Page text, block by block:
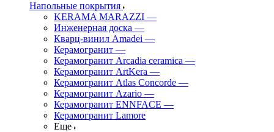
Напольные покрытия
KERAMA MARAZZI —
Инженерная доска —
Кварц-винил Amadei —
Керамогранит —
Керамогранит Arcadia ceramica —
Керамогранит ArtKera —
Керамогранит Atlas Concorde —
Керамогранит Azario —
Керамогранит ENNFACE —
Керамогранит Lamore
Еще